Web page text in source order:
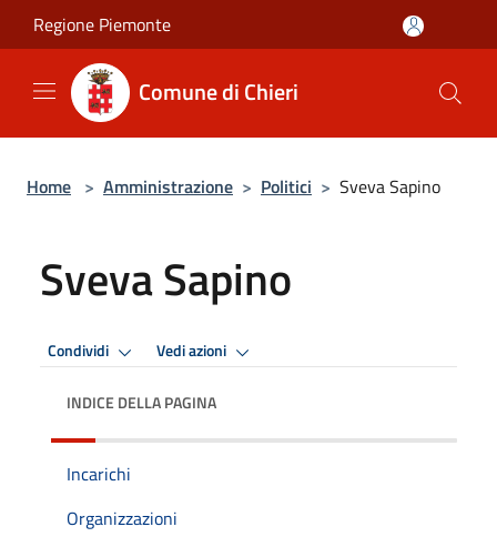
Salta al contenuto principale
Regione Piemonte
Comune di Chieri
Home > Amministrazione > Politici > Sveva Sapino
Sveva Sapino
Condividi Vedi azioni
INDICE DELLA PAGINA
Incarichi
Organizzazioni